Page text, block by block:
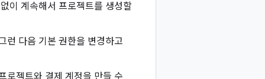
이 계속해서 프로젝트를 생성할
런 다음 기본 권한을 변경하고
로젝트와 결제 계정을 만들 수